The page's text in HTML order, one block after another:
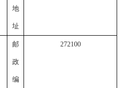
地
址
邮
政
编
272100